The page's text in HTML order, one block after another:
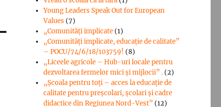
Young Leaders Speak Out for European
Values (7)
„Comunități implicate (1)
„Comunități implicate, educație de calitate”
– POCU/74/6/18/103759! (8)
„Liceele agricole – Hub-uri locale pentru
dezvoltarea fermelor mici şi mijlocii” . (2)
„Școala pentru toți – acces la educație de
calitate pentru preșcolari, școlari și cadre
didactice din Regiunea Nord-Vest” (12)